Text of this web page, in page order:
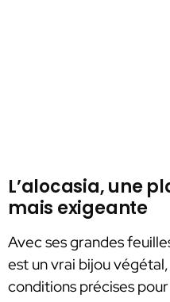
L’alocasia, une
mais exigeante
Avec ses grandes
est un vrai bijou
conditions précises